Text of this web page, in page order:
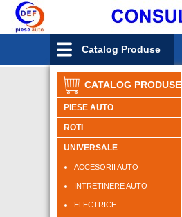
Catalog Produse
CATALOG PRODUSE
PIESE AUTO
ROTI
UNIVERSALE
ACCESORII AUTO
INTRETINERE AUTO
ELECTRICE